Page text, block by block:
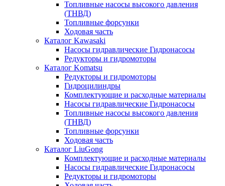
Топливные насосы высокого давления
(ТНВД)
Топливные форсунки
Ходовая часть
Каталог Kawasaki
Насосы гидравлические Гидронасосы
Редукторы и гидромоторы
Каталог Komatsu
Редукторы и гидромоторы
Гидроцилиндры
Комплектующие и расходные материалы
Насосы гидравлические Гидронасосы
Топливные насосы высокого давления
(ТНВД)
Топливные форсунки
Ходовая часть
Каталог LiuGong
Комплектующие и расходные материалы
Насосы гидравлические Гидронасосы
Редукторы и гидромоторы